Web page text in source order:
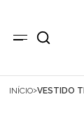
INÍCIO VESTIDO